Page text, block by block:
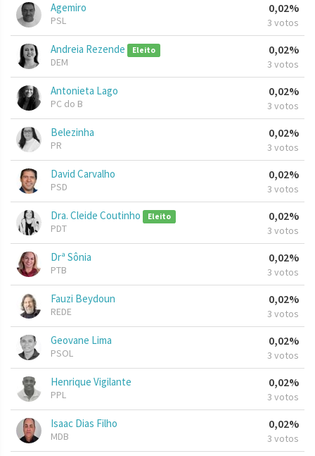
Agemiro
PSL
0,02%
3 votos
Andreia Rezende Eleito
DEM
0,02%
3 votos
Antonieta Lago
PC do B
0,02%
3 votos
Belezinha
PR
0,02%
3 votos
David Carvalho
PSD
0,02%
3 votos
Dra. Cleide Coutinho Eleito
PDT
0,02%
3 votos
Drª Sônia
PTB
0,02%
3 votos
Fauzi Beydoun
REDE
0,02%
3 votos
Geovane Lima
PSOL
0,02%
3 votos
Henrique Vigilante
PPL
0,02%
3 votos
Isaac Dias Filho
MDB
0,02%
3 votos